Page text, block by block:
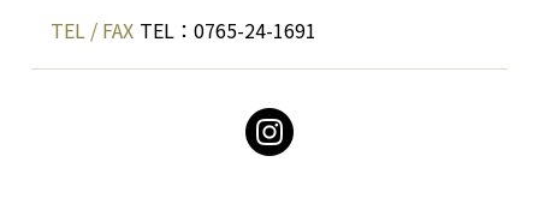
TEL / FAX TEL：0765-24-1691